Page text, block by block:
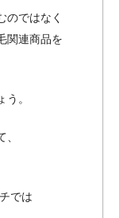
のではなく
関連商品を
。
では